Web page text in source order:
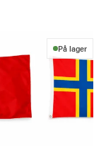
På lager